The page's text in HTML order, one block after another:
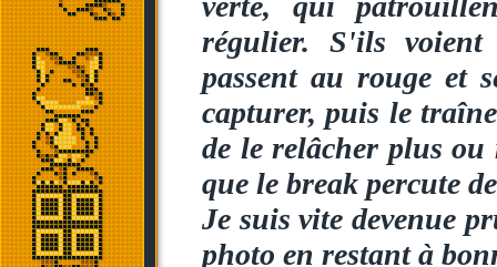
régulier. S'ils
passent au rouge et
capturer, puis le
de le relâcher plus
que le break percute
Je suis vite devenue
photo en restant à